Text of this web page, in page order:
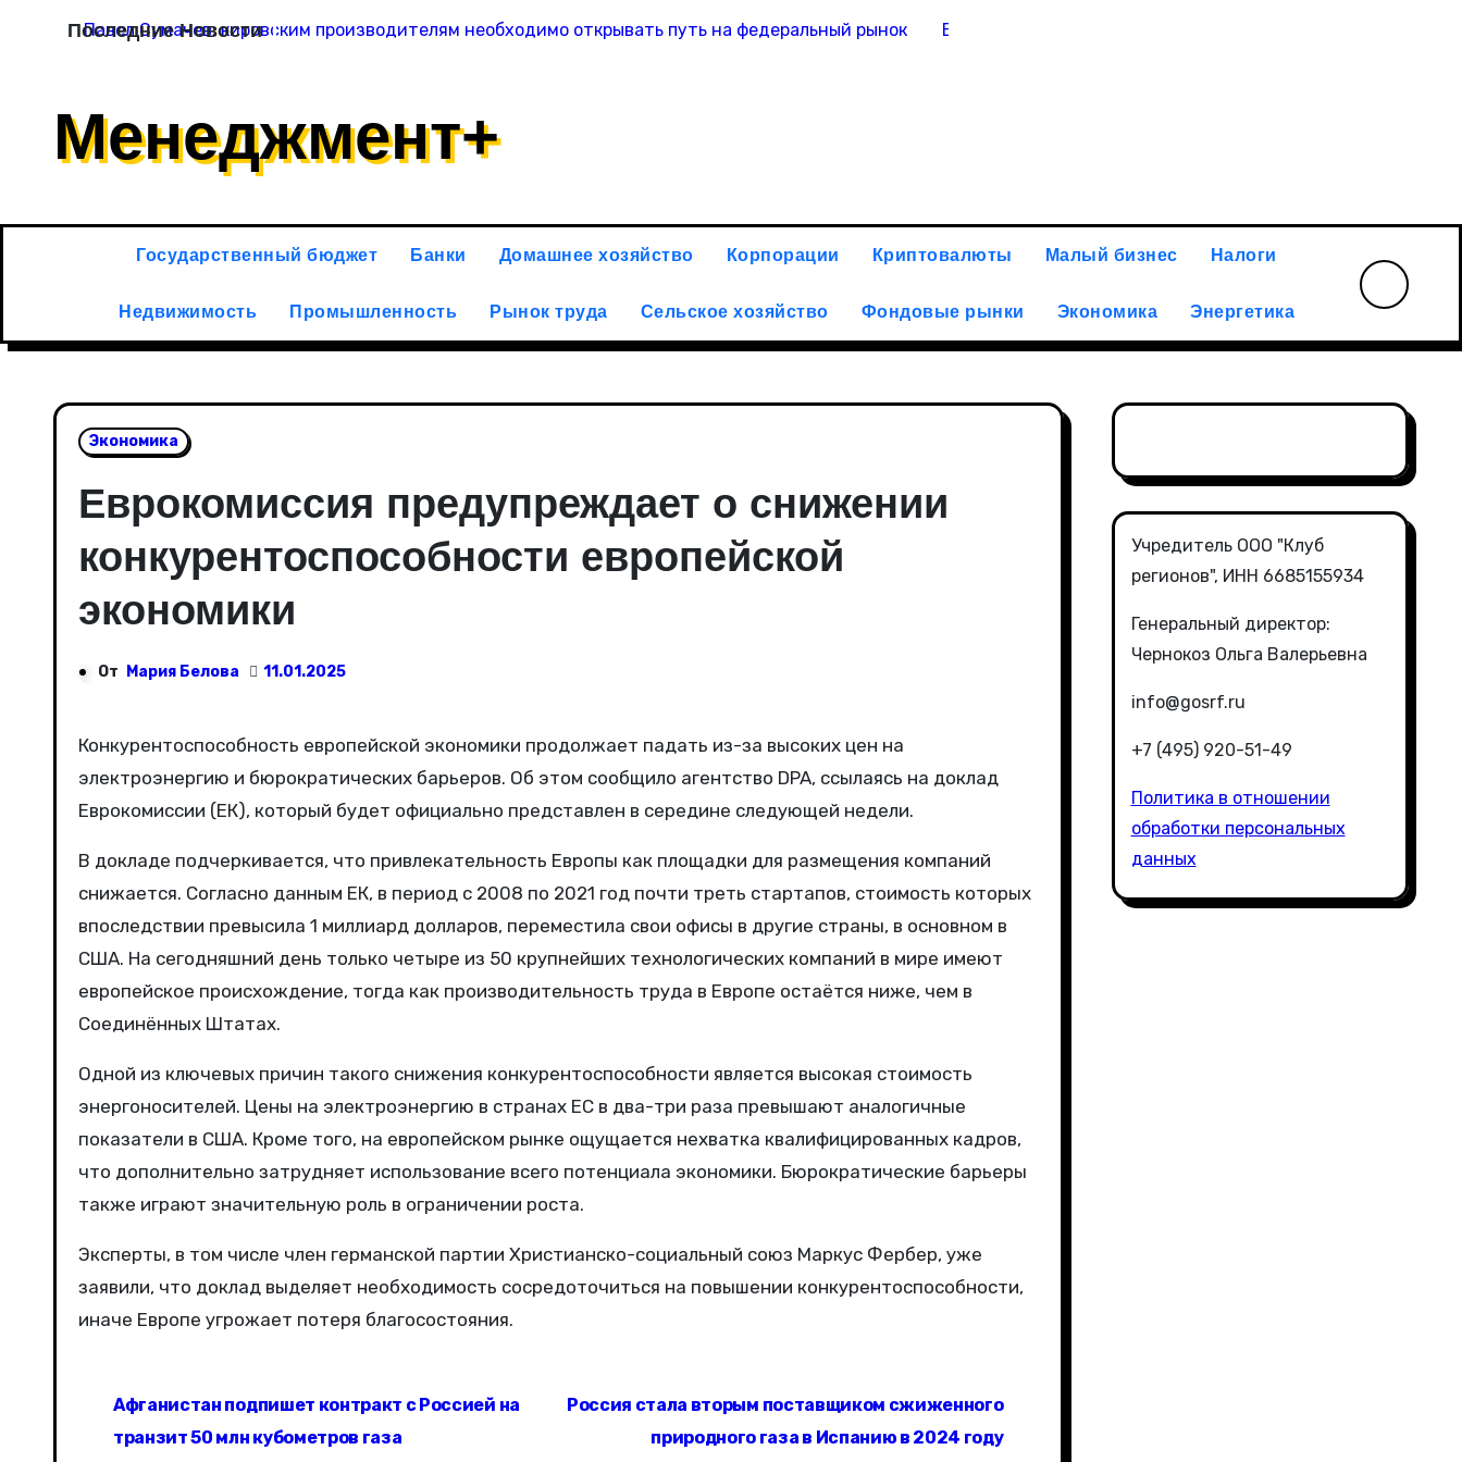
Последние Новости
Павел Сумачев: кировским производителям необходимо открывать путь на федеральный рынок Василий Ракитин: российская золотодобывающая отрасль
Менеджмент+
Государственный бюджет Банки Домашнее хозяйство Корпорации Криптовалюты Малый бизнес Налоги
Недвижимость Промышленность Рынок труда Сельское хозяйство Фондовые рынки Экономика Энергетика
Экономика
Еврокомиссия предупреждает о снижении
конкурентоспособности европейской
экономики
От Мария Белова 11.01.2025
Конкурентоспособность европейской экономики продолжает падать из-за высоких цен на
электроэнергию и бюрократических барьеров. Об этом сообщило агентство DPA, ссылаясь на доклад
Еврокомиссии (ЕК), который будет официально представлен в середине следующей недели.
В докладе подчеркивается, что привлекательность Европы как площадки для размещения компаний
снижается. Согласно данным ЕК, в период с 2008 по 2021 год почти треть стартапов, стоимость которых
впоследствии превысила 1 миллиард долларов, переместила свои офисы в другие страны, в основном в
США. На сегодняшний день только четыре из 50 крупнейших технологических компаний в мире имеют
европейское происхождение, тогда как производительность труда в Европе остаётся ниже, чем в
Соединённых Штатах.
Одной из ключевых причин такого снижения конкурентоспособности является высокая стоимость
энергоносителей. Цены на электроэнергию в странах ЕС в два-три раза превышают аналогичные
показатели в США. Кроме того, на европейском рынке ощущается нехватка квалифицированных кадров,
что дополнительно затрудняет использование всего потенциала экономики. Бюрократические барьеры
также играют значительную роль в ограничении роста.
Эксперты, в том числе член германской партии Христианско-социальный союз Маркус Фербер, уже
заявили, что доклад выделяет необходимость сосредоточиться на повышении конкурентоспособности,
иначе Европе угрожает потеря благосостояния.
Афганистан подпишет контракт с Россией на
транзит 50 млн кубометров газа
Россия стала вторым поставщиком сжиженного
природного газа в Испанию в 2024 году
Учредитель ООО "Клуб
регионов", ИНН 6685155934
Генеральный директор:
Чернокоз Ольга Валерьевна
info@gosrf.ru
+7 (495) 920-51-49
Политика в отношении
обработки персональных
данных